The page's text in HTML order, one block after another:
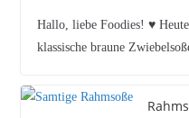
Hallo, liebe Foodies! ♥︎
klassische braune